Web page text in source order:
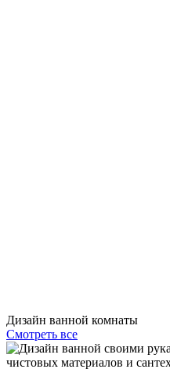
Дизайн ванной комнаты
Смотреть все